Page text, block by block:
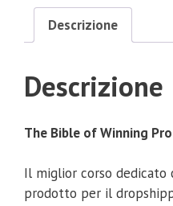
Descrizione
Descrizione
The Bible of Winning
Il miglior corso
prodotto per il